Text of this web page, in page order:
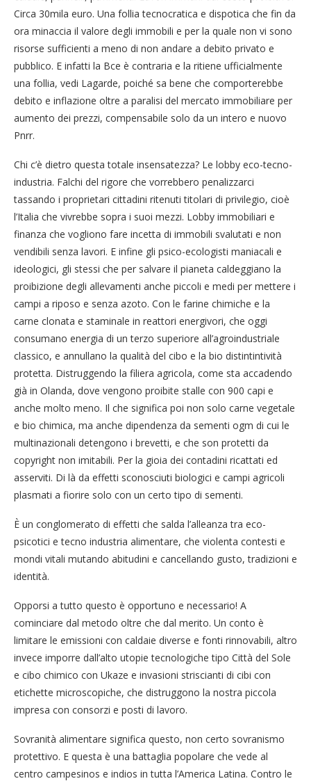
Circa 30mila euro. Una follia tecnocratica e dispotica che fin da
ora minaccia il valore degli immobili e per la quale non vi sono
risorse sufficienti a meno di non andare a debito privato e
pubblico. E infatti la Bce è contraria e la ritiene ufficialmente
una follia, vedi Lagarde, poiché sa bene che comporterebbe
debito e inflazione oltre a paralisi del mercato immobiliare per
aumento dei prezzi, compensabile solo da un intero e nuovo
Pnrr.
Chi c’è dietro questa totale insensatezza? Le lobby eco-tecno-
industria. Falchi del rigore che vorrebbero penalizzarci
tassando i proprietari cittadini ritenuti titolari di privilegio, cioè
l’Italia che vivrebbe sopra i suoi mezzi. Lobby immobiliari e
finanza che vogliono fare incetta di immobili svalutati e non
vendibili senza lavori. E infine gli psico-ecologisti maniacali e
ideologici, gli stessi che per salvare il pianeta caldeggiano la
proibizione degli allevamenti anche piccoli e medi per mettere i
campi a riposo e senza azoto. Con le farine chimiche e la
carne clonata e staminale in reattori energivori, che oggi
consumano energia di un terzo superiore all’agroindustriale
classico, e annullano la qualità del cibo e la bio distintintività
protetta. Distruggendo la filiera agricola, come sta accadendo
già in Olanda, dove vengono proibite stalle con 900 capi e
anche molto meno. Il che significa poi non solo carne vegetale
e bio chimica, ma anche dipendenza da sementi ogm di cui le
multinazionali detengono i brevetti, e che son protetti da
copyright non imitabili. Per la gioia dei contadini ricattati ed
asserviti. Di là da effetti sconosciuti biologici e campi agricoli
plasmati a fiorire solo con un certo tipo di sementi.
È un conglomerato di effetti che salda l’alleanza tra eco-
psicotici e tecno industria alimentare, che violenta contesti e
mondi vitali mutando abitudini e cancellando gusto, tradizioni e
identità.
Opporsi a tutto questo è opportuno e necessario! A
cominciare dal metodo oltre che dal merito. Un conto è
limitare le emissioni con caldaie diverse e fonti rinnovabili, altro
invece imporre dall’alto utopie tecnologiche tipo Città del Sole
e cibo chimico con Ukaze e invasioni striscianti di cibi con
etichette microscopiche, che distruggono la nostra piccola
impresa con consorzi e posti di lavoro.
Sovranità alimentare significa questo, non certo sovranismo
protettivo. E questa è una battaglia popolare che vede al
centro campesinos e indios in tutta l’America Latina. Contro le